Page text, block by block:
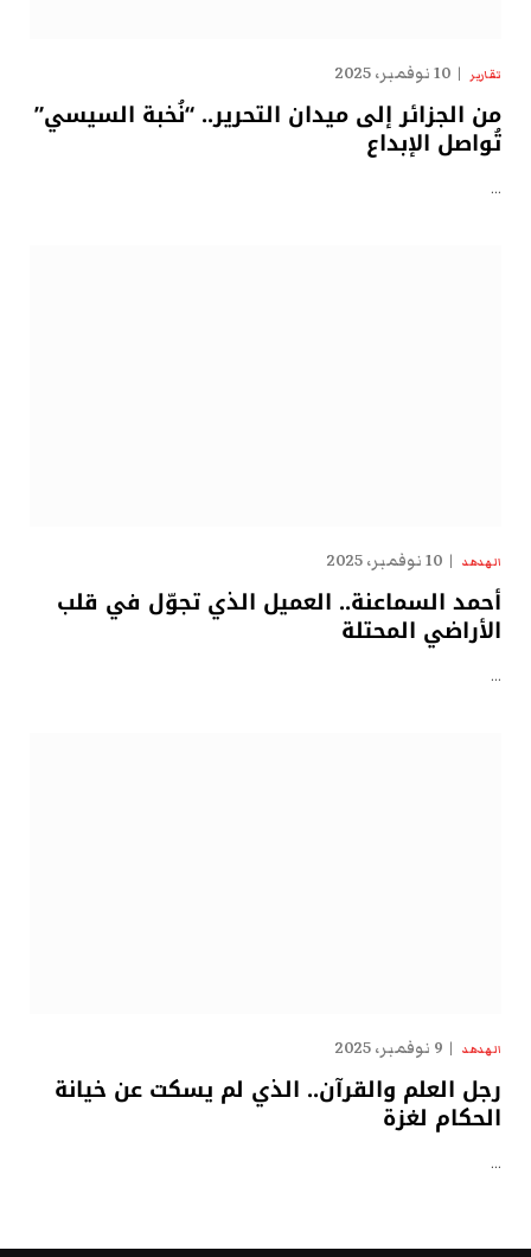
تقارير 10 نوفمبر، 2025
من الجزائر إلى ميدان التحرير.. “نُخبة السيسي”
تُواصل الإبداع
…
الهدهد 10 نوفمبر، 2025
أحمد السماعنة.. العميل الذي تجوّل في قلب
الأراضي المحتلة
…
الهدهد 9 نوفمبر، 2025
رجل العلم والقرآن.. الذي لم يسكت عن خيانة
الحكام لغزة
…